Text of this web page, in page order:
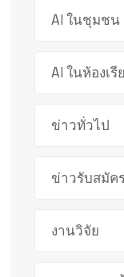
AI ในชุมชน
AI ในห้องเรี
ข่าวทั่วไป
ข่าวรับสมัค
งานวิจัย